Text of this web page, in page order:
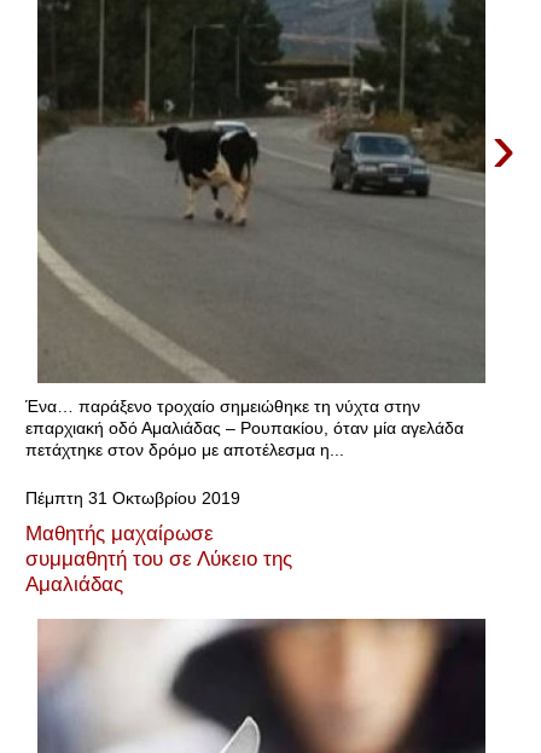
›
Ένα… παράξενο τροχαίο σημειώθηκε τη νύχτα στην
επαρχιακή οδό Αμαλιάδας – Ρουπακίου, όταν μία αγελάδα
πετάχτηκε στον δρόμο με αποτέλεσμα η...
Πέμπτη 31 Οκτωβρίου 2019
Μαθητής μαχαίρωσε
συμμαθητή του σε Λύκειο της
Αμαλιάδας